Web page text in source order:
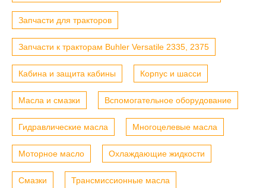
Запчасти для тракторов
Запчасти к тракторам Buhler Versatile 2335, 2375
Кабина и защита кабины Корпус и шасси
Масла и смазки Вспомогательное оборудование
Гидравлические масла Многоцелевые масла
Моторное масло Охлаждающие жидкости
Смазки Трансмиссионные масла